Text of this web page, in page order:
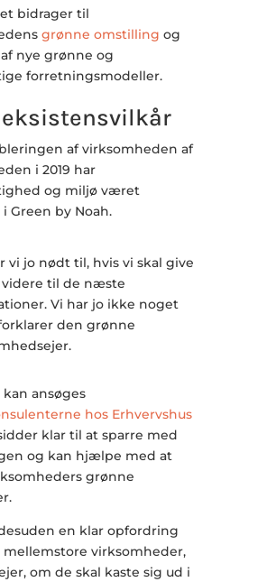
bidrager til
grønne omstilling og
nye grønne og
forretningsmodeller.
eksistensvilkår
af virksomheden af
i 2019 har
og miljø været
Green by Noah.
vi jo nødt til, hvis vi skal give
til de næste
Vi har jo ikke noget
den grønne
kan ansøges
hos Erhvervshus
klar til at sparre med
og kan hjælpe med ​at
grønne
en klar opfordring
mellemstore virksomheder,
om de skal kaste sig ud i